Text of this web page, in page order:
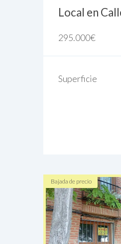
Local en
295.000€
Superficie
Bajada de precio